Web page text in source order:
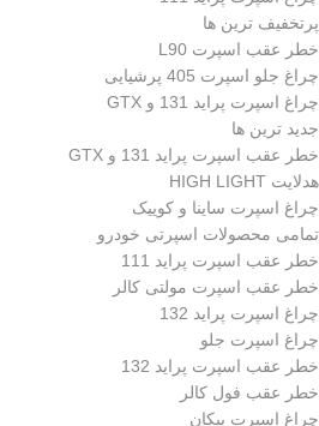
پرتخفیف ترین ها
خطر عقب اسپرت L90
چراغ جلو اسپرت 405 پرشیایی
چراغ اسپرت پراید 131 و GTX
جدید ترین ها
خطر عقب اسپرت پراید 131 و GTX
هدلایت HIGH LIGHT
چراغ اسپرت ساینا و کوییک
تمامی محصولات اسپرتی خودرو
خطر عقب اسپرت پراید 111
خطر عقب اسپرت مولتی کالر
چراغ اسپرت پراید 132
چراغ اسپرت جلو
خطر عقب اسپرت پراید 132
خطر عقب فول کالر
چراغ اسپرت پیکان